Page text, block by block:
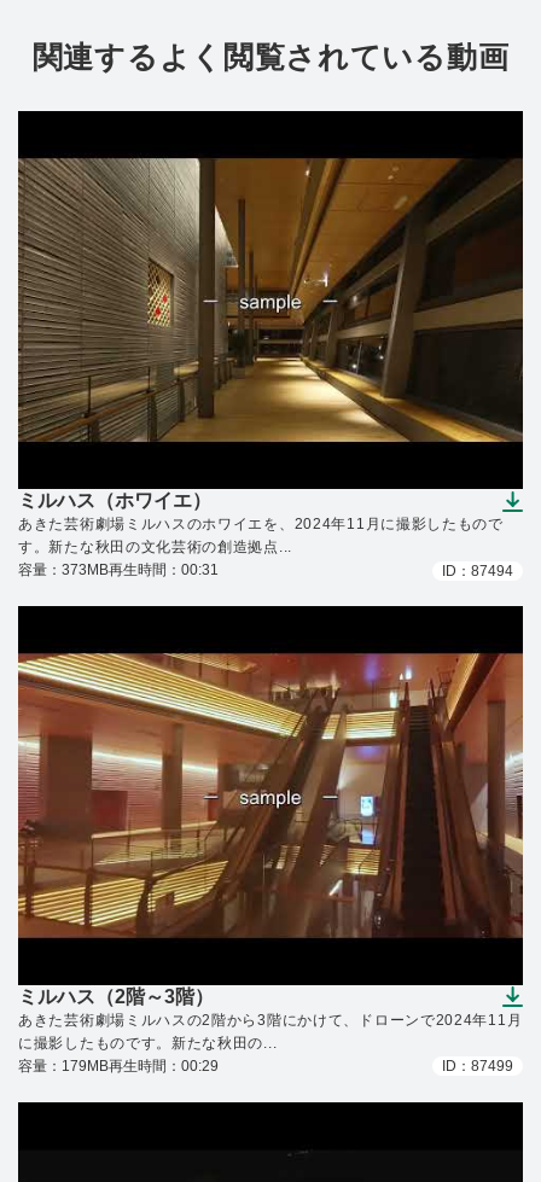
関連するよく閲覧されている動画
ミルハス（ホワイエ）
（ダウンロードできます）
あきた芸術劇場ミルハスのホワイエを、2024年11月に撮影したもので
す。新たな秋田の文化芸術の創造拠点...
容量：373MB再生時間：00:31 ID：87494
ミルハス（2階～3階）
（ダウンロードできます）
あきた芸術劇場ミルハスの2階から3階にかけて、ドローンで2024年11月
に撮影したものです。新たな秋田の...
容量：179MB再生時間：00:29 ID：87499